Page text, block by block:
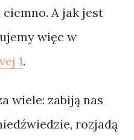
A jak jest
więc w
1.
wiele: zabiją nas
rozjadą